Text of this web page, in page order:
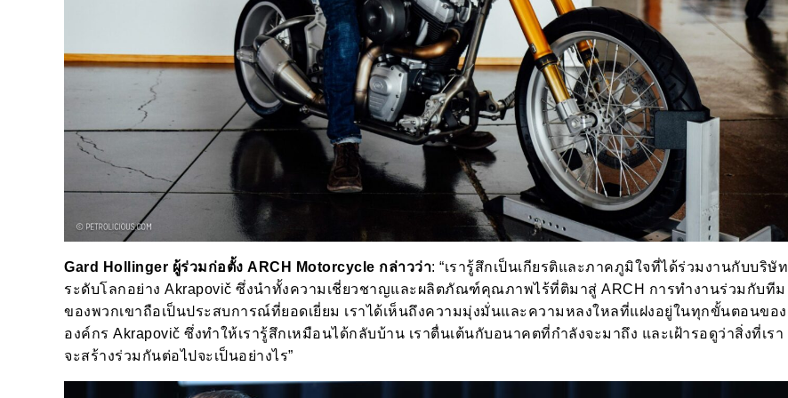
Gard Hollinger ผู้ร่วมก่อตั้ง ARCH Motorcycle กล่าวว่า: “เรารู้สึกเป็นเกียรติและภาคภูมิใจที่ได้ร่วมงานกับบริษัท
ระดับโลกอย่าง Akrapovič ซึ่งนำทั้งความเชี่ยวชาญและผลิตภัณฑ์คุณภาพไร้ที่ติมาสู่ ARCH การทำงานร่วมกับทีม
ของพวกเขาถือเป็นประสบการณ์ที่ยอดเยี่ยม เราได้เห็นถึงความมุ่งมั่นและความหลงใหลที่แฝงอยู่ในทุกขั้นตอนของ
องค์กร Akrapovič ซึ่งทำให้เรารู้สึกเหมือนได้กลับบ้าน เราตื่นเต้นกับอนาคตที่กำลังจะมาถึง และเฝ้ารอดูว่าสิ่งที่เรา
จะสร้างร่วมกันต่อไปจะเป็นอย่างไร”